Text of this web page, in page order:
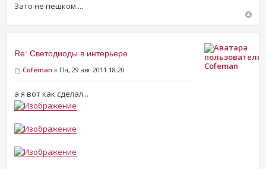
Зато не пешком....
Re: Светодиоды в интерьере
Cofeman » Пн, 29 авг 2011 18:20
а я вот как сделал...
Cofeman